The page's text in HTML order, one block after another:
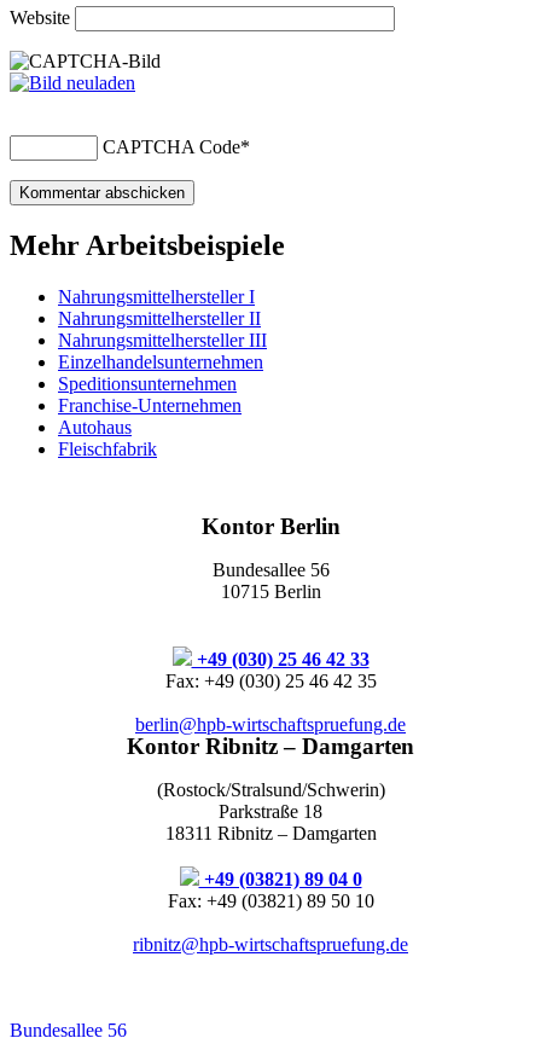
Website
CAPTCHA Code*
Mehr Arbeitsbeispiele
Nahrungsmittelhersteller I
Nahrungsmittelhersteller II
Nahrungsmittelhersteller III
Einzelhandelsunternehmen
Speditionsunternehmen
Franchise-Unternehmen
Autohaus
Fleischfabrik
Kontor Berlin
Bundesallee 56
10715 Berlin
+49 (030) 25 46 42 33
Fax: +49 (030) 25 46 42 35
berlin@hpb-wirtschaftspruefung.de
Kontor Ribnitz – Damgarten
(Rostock/Stralsund/Schwerin)
Parkstraße 18
18311 Ribnitz – Damgarten
+49 (03821) 89 04 0
Fax: +49 (03821) 89 50 10
ribnitz@hpb-wirtschaftspruefung.de
Bundesallee 56